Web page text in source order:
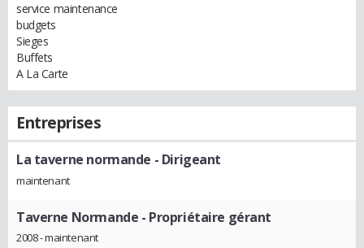
service maintenance
budgets
Sieges
Buffets
A La Carte
Entreprises
La taverne normande - Dirigeant
maintenant
Taverne Normande - Propriétaire gérant
2008 - maintenant